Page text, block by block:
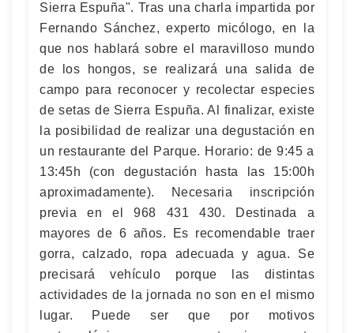
Sierra Espuña". Tras una charla impartida por
Fernando Sánchez, experto micólogo, en la
que nos hablará sobre el maravilloso mundo
de los hongos, se realizará una salida de
campo para reconocer y recolectar especies
de setas de Sierra Espuña. Al finalizar, existe
la posibilidad de realizar una degustación en
un restaurante del Parque. Horario: de 9:45 a
13:45h (con degustación hasta las 15:00h
aproximadamente). Necesaria inscripción
previa en el 968 431 430. Destinada a
mayores de 6 años. Es recomendable traer
gorra, calzado, ropa adecuada y agua. Se
precisará vehículo porque las distintas
actividades de la jornada no son en el mismo
lugar. Puede ser que por motivos